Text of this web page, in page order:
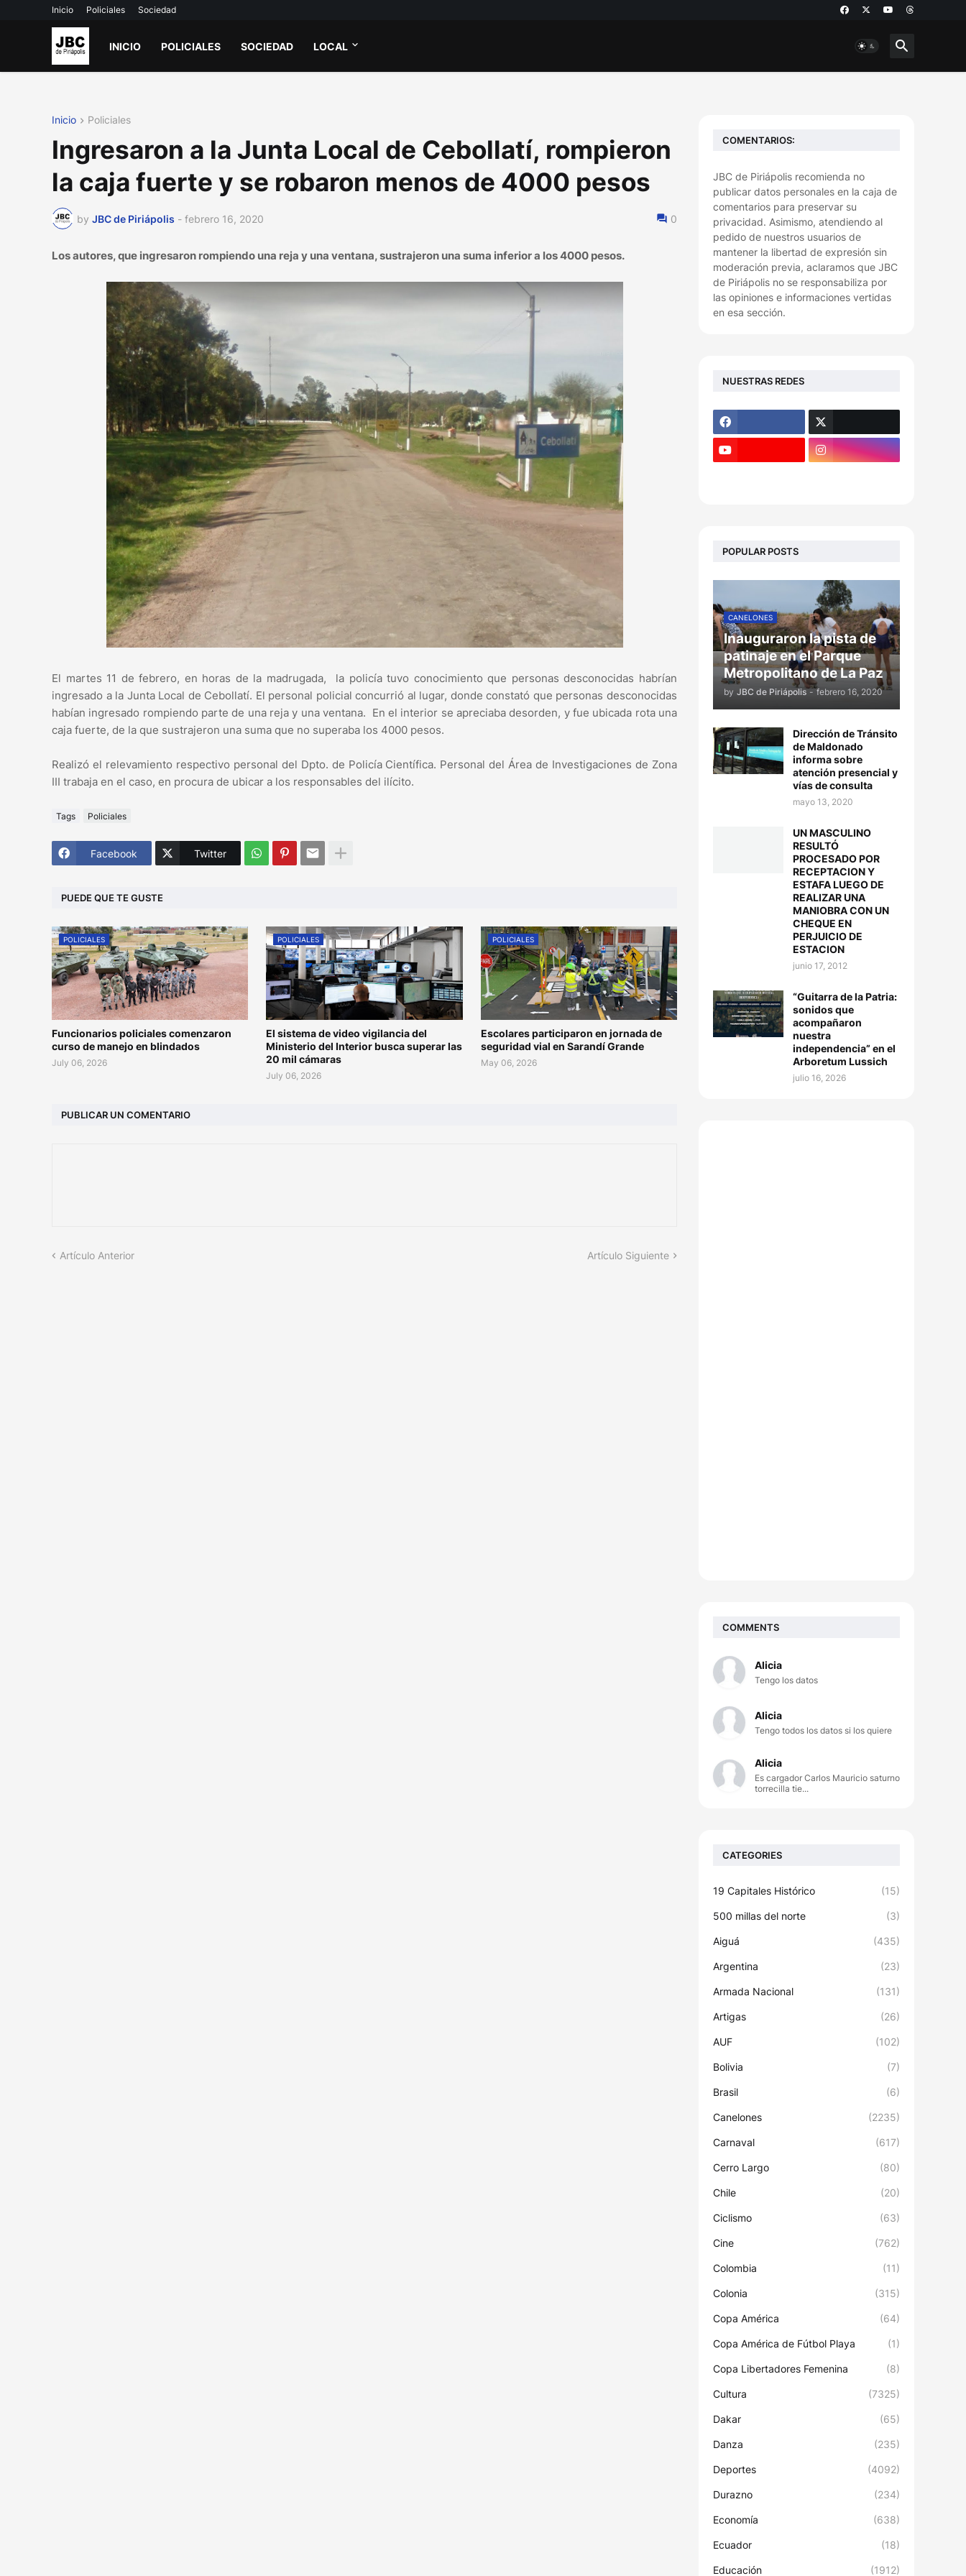
Inicio Policiales Sociedad
INICIO POLICIALES SOCIEDAD LOCAL
Inicio Policiales
Ingresaron a la Junta Local de Cebollatí, rompieron
la caja fuerte y se robaron menos de 4000 pesos
by JBC de Piriápolis - febrero 16, 2020 0
Los autores, que ingresaron rompiendo una reja y una ventana, sustrajeron una suma inferior a los 4000 pesos.
El martes 11 de febrero, en horas de la madrugada, la policía tuvo conocimiento que personas desconocidas habrían
ingresado a la Junta Local de Cebollatí. El personal policial concurrió al lugar, donde constató que personas desconocidas
habían ingresado rompiendo parte de una reja y una ventana. En el interior se apreciaba desorden, y fue ubicada rota una
caja fuerte, de la que sustrajeron una suma que no superaba los 4000 pesos.
Realizó el relevamiento respectivo personal del Dpto. de Policía Científica. Personal del Área de Investigaciones de Zona
III trabaja en el caso, en procura de ubicar a los responsables del ilícito.
Tags Policiales
Facebook Twitter
PUEDE QUE TE GUSTE
POLICIALES
Funcionarios policiales comenzaron
curso de manejo en blindados
July 06, 2026
POLICIALES
El sistema de video vigilancia del
Ministerio del Interior busca superar las
20 mil cámaras
July 06, 2026
POLICIALES
Escolares participaron en jornada de
seguridad vial en Sarandí Grande
May 06, 2026
PUBLICAR UN COMENTARIO
Artículo Anterior Artículo Siguiente
COMENTARIOS:
JBC de Piriápolis recomienda no
publicar datos personales en la caja de
comentarios para preservar su
privacidad. Asimismo, atendiendo al
pedido de nuestros usuarios de
mantener la libertad de expresión sin
moderación previa, aclaramos que JBC
de Piriápolis no se responsabiliza por
las opiniones e informaciones vertidas
en esa sección.
NUESTRAS REDES
POPULAR POSTS
CANELONES
Inauguraron la pista de
patinaje en el Parque
Metropolitano de La Paz
by JBC de Piriápolis - febrero 16, 2020
Dirección de Tránsito
de Maldonado
informa sobre
atención presencial y
vías de consulta
mayo 13, 2020
UN MASCULINO
RESULTÓ
PROCESADO POR
RECEPTACION Y
ESTAFA LUEGO DE
REALIZAR UNA
MANIOBRA CON UN
CHEQUE EN
PERJUICIO DE
ESTACION
junio 17, 2012
“Guitarra de la Patria:
sonidos que
acompañaron
nuestra
independencia” en el
Arboretum Lussich
julio 16, 2026
COMMENTS
Alicia
Tengo los datos
Alicia
Tengo todos los datos si los quiere
Alicia
Es cargador Carlos Mauricio saturno
torrecilla tie...
CATEGORIES
19 Capitales Histórico (15)
500 millas del norte (3)
Aiguá (435)
Argentina (23)
Armada Nacional (131)
Artigas (26)
AUF (102)
Bolivia (7)
Brasil (6)
Canelones (2235)
Carnaval (617)
Cerro Largo (80)
Chile (20)
Ciclismo (63)
Cine (762)
Colombia (11)
Colonia (315)
Copa América (64)
Copa América de Fútbol Playa (1)
Copa Libertadores Femenina (8)
Cultura (7325)
Dakar (65)
Danza (235)
Deportes (4092)
Durazno (234)
Economía (638)
Ecuador (18)
Educación (1912)